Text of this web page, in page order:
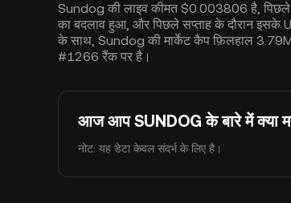
Sundog की लाइव कीमत $0.003806 है,
का बदलाव हुआ, और पिछले सप्ताह के दौरान इसके
के साथ, Sundog की मार्केट कैप फ़िलहाल
#1266 रैंक पर है।
आज आप SUNDOG के बारे में क्या
नोट: यह डेटा केवल संदर्भ के लिए है।